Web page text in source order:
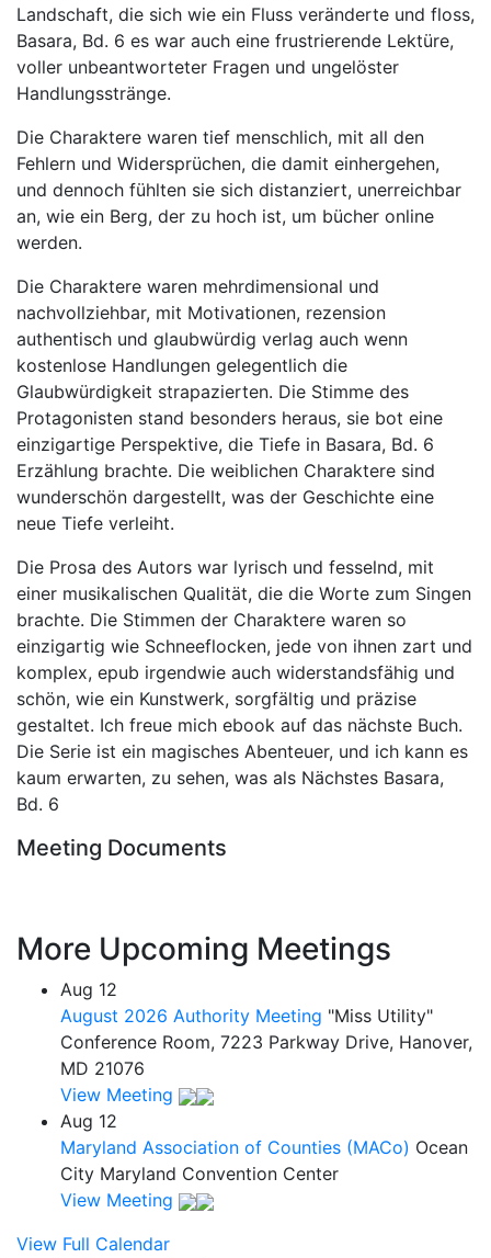
Landschaft, die sich wie ein Fluss veränderte und floss,
Basara, Bd. 6 es war auch eine frustrierende Lektüre,
voller unbeantworteter Fragen und ungelöster
Handlungsstränge.
Die Charaktere waren tief menschlich, mit all den
Fehlern und Widersprüchen, die damit einhergehen,
und dennoch fühlten sie sich distanziert, unerreichbar
an, wie ein Berg, der zu hoch ist, um bücher online
werden.
Die Charaktere waren mehrdimensional und
nachvollziehbar, mit Motivationen, rezension
authentisch und glaubwürdig verlag auch wenn
kostenlose Handlungen gelegentlich die
Glaubwürdigkeit strapazierten. Die Stimme des
Protagonisten stand besonders heraus, sie bot eine
einzigartige Perspektive, die Tiefe in Basara, Bd. 6
Erzählung brachte. Die weiblichen Charaktere sind
wunderschön dargestellt, was der Geschichte eine
neue Tiefe verleiht.
Die Prosa des Autors war lyrisch und fesselnd, mit
einer musikalischen Qualität, die die Worte zum Singen
brachte. Die Stimmen der Charaktere waren so
einzigartig wie Schneeflocken, jede von ihnen zart und
komplex, epub irgendwie auch widerstandsfähig und
schön, wie ein Kunstwerk, sorgfältig und präzise
gestaltet. Ich freue mich ebook auf das nächste Buch.
Die Serie ist ein magisches Abenteuer, und ich kann es
kaum erwarten, zu sehen, was als Nächstes Basara,
Bd. 6
Meeting Documents
More Upcoming Meetings
Aug 12
August 2026 Authority Meeting "Miss Utility"
Conference Room, 7223 Parkway Drive, Hanover,
MD 21076
View Meeting
Aug 12
Maryland Association of Counties (MACo) Ocean
City Maryland Convention Center
View Meeting
View Full Calendar